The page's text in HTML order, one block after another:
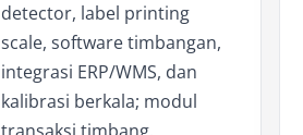
detector, label printing
scale, software timbangan,
integrasi ERP/WMS, dan
kalibrasi berkala; modul